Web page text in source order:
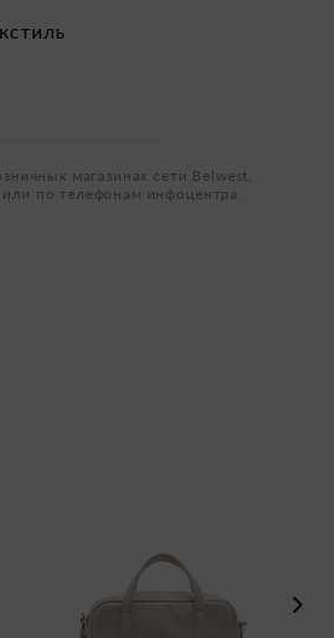
магазинах сети Belwest,
или по телефонам инфоцентра.